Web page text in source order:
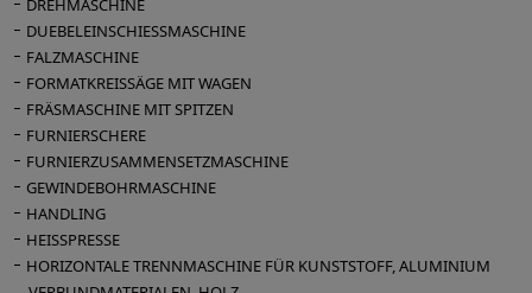
DREHMASCHINE
DUEBELEINSCHIESSMASCHINE
FALZMASCHINE
FORMATKREISSÄGE MIT WAGEN
FRÄSMASCHINE MIT SPITZEN
FURNIERSCHERE
FURNIERZUSAMMENSETZMASCHINE
GEWINDEBOHRMASCHINE
HANDLING
HEISSPRESSE
HORIZONTALE TRENNMASCHINE FÜR KUNSTSTOFF, ALUMINIUM